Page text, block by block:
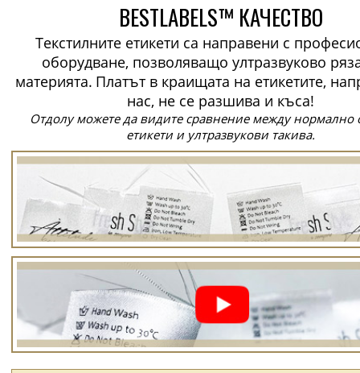
BESTLABELS™ КАЧЕСТВО
Текстилните етикети са направени с
оборудване, позволяващо ултразвуково
материята. Платът в краищата на етикетите,
нас, не се разшива и къса!
Отдолу можете да видите сравнение между нормално
етикети и ултразвукови такива.